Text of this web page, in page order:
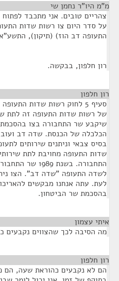
מ"מ היו"ר נחמן שי
צהריים טובים. אני מתכבד
על סדר היום צו רשות שדות
התעופה דב הוז) (תיקון), התשע"א-
רון חלפון, בבקשה.
רון חלפון
סעיף 5 לחוק רשות שדות
של רשות שדות התעופה זה לתת
שיקבע שר התחבורה בצו
הכלכלה של הכנסת. שדה דב
בסיס צבאי וניתנים שירותים
שדות התעופה מחויבת לתת
התחבורה. בשנת
לעת. עתה אנחנו מבקשים
בהסכמת שר הביטחון.
איתי עצמון
מה הסיבה לכך שהצווים נקבעים
רון חלפון
הם לא נקבעים כהוראת שעה, הם